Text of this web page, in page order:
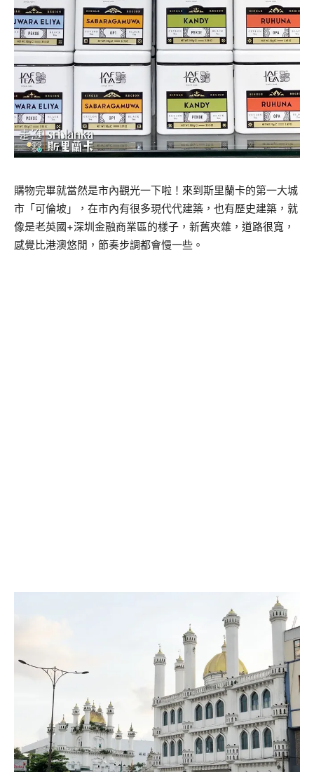
購物完畢就當然是市內觀光一下啦！來到斯里蘭卡的第一大城
市「可倫坡」，在市內有很多現代代建築，也有歷史建築，就
像是老英國+深圳金融商業區的樣子，新舊夾雜，道路很寬，
感覺比港澳悠閒，節奏步調都會慢一些。